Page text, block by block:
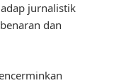
jurnalistik
dan